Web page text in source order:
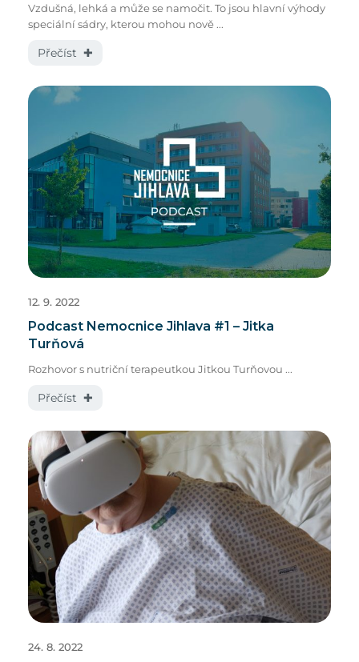
Vzdušná, lehká a může se namočit. To jsou hlavní výhody
speciální sádry, kterou mohou nově ...
Přečíst ✚
Podcast Nemocnice Jihlava #1 – Jitka
Turňová
Rozhovor s nutriční terapeutkou Jitkou Turňovou ...
Přečíst ✚
12. 9. 2022
24. 8. 2022